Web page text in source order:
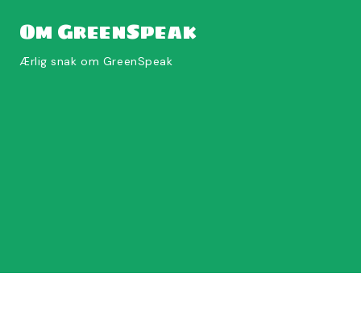
Om GreenSpeak
Ærlig snak om GreenSpeak